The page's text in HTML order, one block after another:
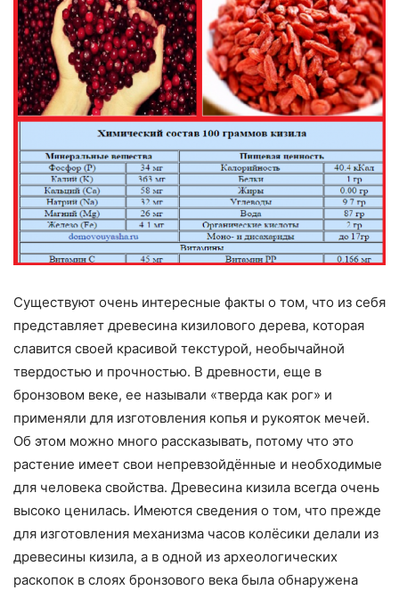
Существуют очень интересные факты о том, что из себя
представляет древесина кизилового дерева, которая
славится своей красивой текстурой, необычайной
твердостью и прочностью. В древности, еще в
бронзовом веке, ее называли «тверда как рог» и
применяли для изготовления копья и рукояток мечей.
Об этом можно много рассказывать, потому что это
растение имеет свои непревзойдённые и необходимые
для человека свойства. Древесина кизила всегда очень
высоко ценилась. Имеются сведения о том, что прежде
для изготовления механизма часов колёсики делали из
древесины кизила, а в одной из археологических
раскопок в слоях бронзового века была обнаружена